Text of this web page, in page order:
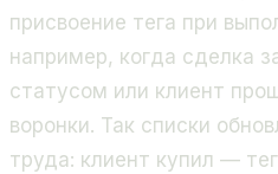
присвоение тега при
например, когда сделка
статусом или клиент
воронки. Так списки
труда: клиент купил —